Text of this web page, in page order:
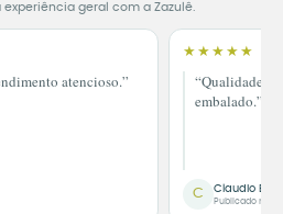
geral com a Zazulê.
atencioso.”
★★★★★
“Qualidade
embalado.”
C Claudio
Publicado no